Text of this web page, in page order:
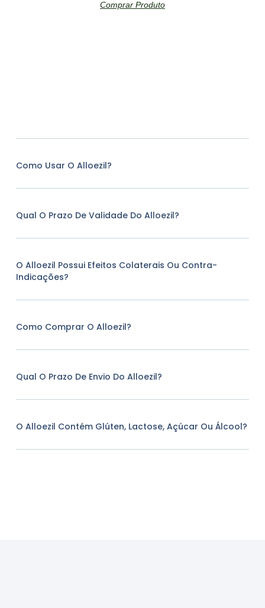
Comprar Produto
Como Usar O Alloezil?
Qual O Prazo De Validade Do Alloezil?
O Alloezil Possui Efeitos Colaterais Ou Contra-
Indicações?
Como Comprar O Alloezil?
Qual O Prazo De Envio Do Alloezil?
O Alloezil Contém Glúten, Lactose, Açúcar Ou Álcool?